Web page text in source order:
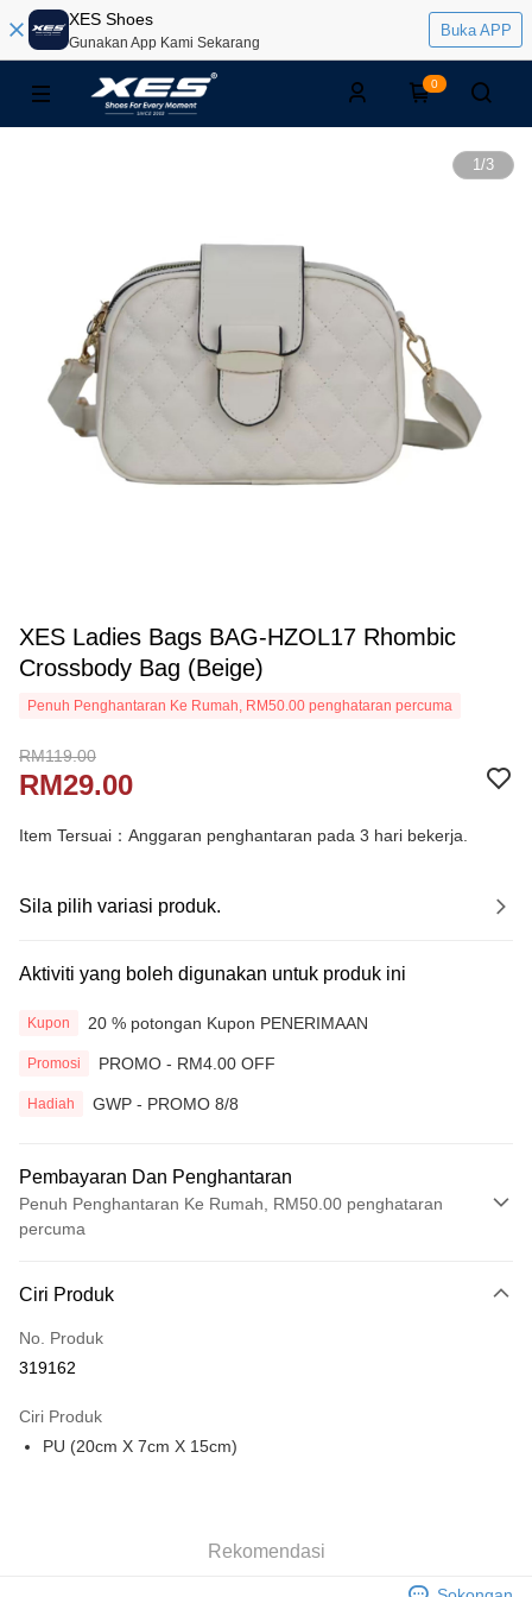
XES Shoes
Gunakan App Kami Sekarang
Buka APP
0
1/3
XES Ladies Bags BAG-HZOL17 Rhombic
Crossbody Bag (Beige)
Penuh Penghantaran Ke Rumah, RM50.00 penghataran percuma
RM119.00
RM29.00
Item Tersuai：Anggaran penghantaran pada 3 hari bekerja.
Sila pilih variasi produk.
Aktiviti yang boleh digunakan untuk produk ini
Kupon 20 % potongan Kupon PENERIMAAN
Promosi PROMO - RM4.00 OFF
Hadiah GWP - PROMO 8/8
Pembayaran Dan Penghantaran
Penuh Penghantaran Ke Rumah, RM50.00 penghataran
percuma
Kad Kredit
Perbankan atas talian
Deskripsi
Leong Bank, Bank Islam, AmBank, BSN Bank.
Touch 'n Go
Ciri Produk
No. Produk
319162
Ciri Produk
PU (20cm X 7cm X 15cm)
Rekomendasi